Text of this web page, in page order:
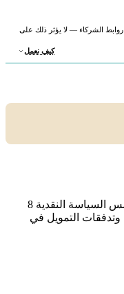
الشركاء — لا يؤثر ذلك على
كيف نعمل
قرار الفائدة من بنك اليابان يصدر عن مجلس السياسة النقدية 8
وتدفقات التمويل في